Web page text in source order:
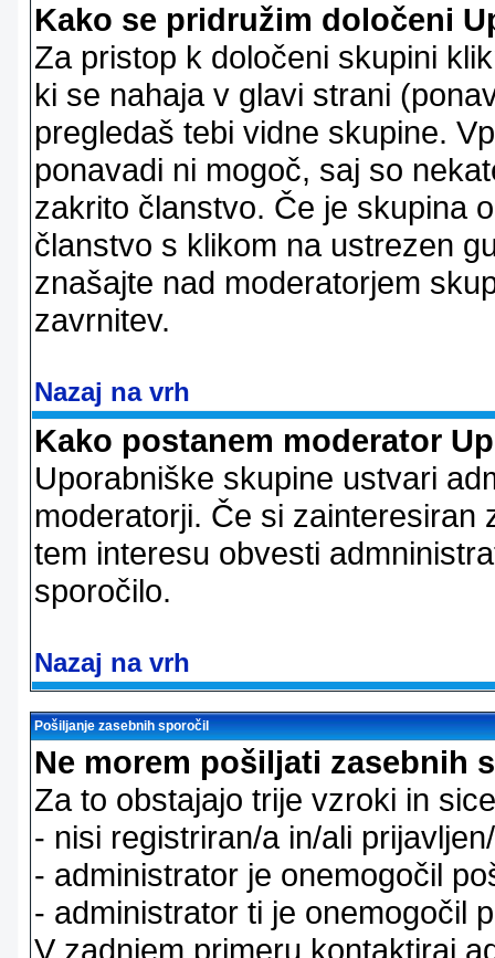
Kako se pridružim določeni
Za pristop k določeni skupini
ki se nahaja v glavi strani
pregledaš tebi vidne skupine.
ponavadi ni mogoč, saj so
zakrito članstvo. Če je skupina
članstvo s klikom na ustrezen
znašajte nad moderatorjem
zavrnitev.
Nazaj na vrh
Kako postanem moderator
Uporabniške skupine ustvari
moderatorji. Če si
tem interesu obvesti
sporočilo.
Nazaj na vrh
Pošiljanje zasebnih sporočil
Ne morem pošiljati zasebnih
Za to obstajajo trije vzroki in
- nisi registriran/a in/ali
- administrator je onemogočil
- administrator ti je onemogočil
V zadnjem primeru kontaktiraj